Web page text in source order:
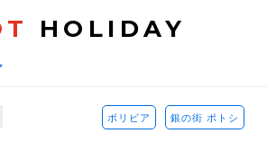
HOLIDAY
ボリビア 銀の街 ポトシ